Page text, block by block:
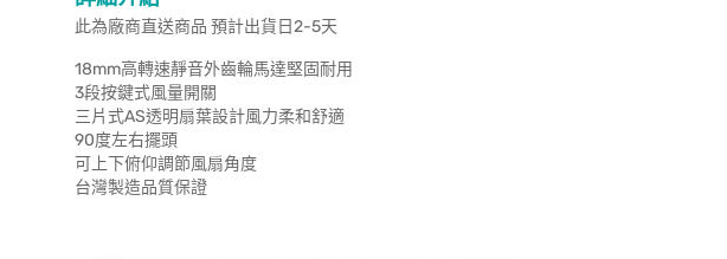
此為廠商直送商品 預計出貨日2-5天
18mm高轉速靜音外齒輪馬達堅固耐用
3段按鍵式風量開關
三片式AS透明扇葉設計風力柔和舒適
90度左右擺頭
可上下俯仰調節風扇角度
台灣製造品質保證